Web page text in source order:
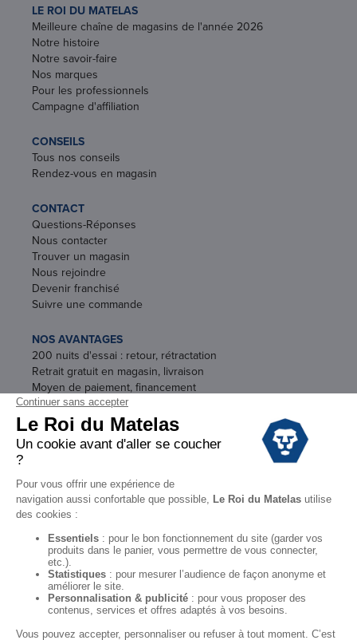
LE ROI DU MATELAS
Meilleure chaîne de magasins de l'année 2026
Notre histoire
Notre savoir-faire
Nos marques
Pour les professionnels
Campagne d'affiliation
CONSEILS
Tous nos conseils
Rendez-vous en magasin
CONTACT
Questions-Réponses
Nous contacter
Trouver un magasin
Nous rejoindre
Devenir franchisé
Suivre une commande
NOS AVANTAGES
200 nuits d'essai : retour, rétractation
Retrait gratuit en magasin, livraison
Moyen de paiement, financement
Garantie
Destockage
Soldes
Conditions Générales de vente magasin
Conditions Générales de vente internet
Mentions Légales
Données personnelles
Codes promo Le Roi du Matelas